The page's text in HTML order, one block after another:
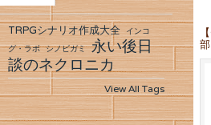
部
TRPGシナリオ作成大全
インコ
グ・ラボ シノビガミ 永い後日
談のネクロニカ
View All Tags